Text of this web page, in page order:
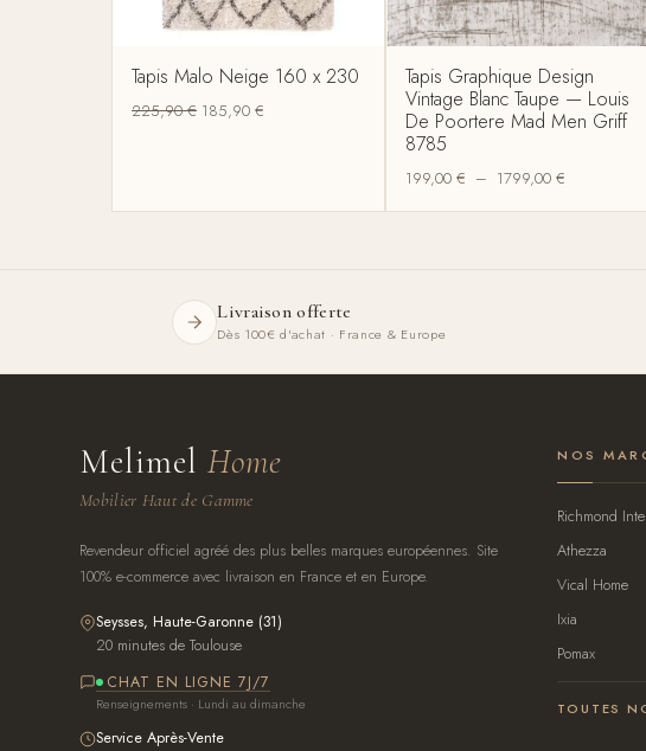
Tapis Malo Neige 160 x 230
225,90€ 185,90€
Tapis Graphique Design
Vintage Blanc Taupe — Louis
De Poortere Mad Men Griff
8785
199,00€ – 1799,00€
Livraison offerte
Dès 100€ d'achat · France & Europe
MelimelHome
Mobilier Haut de Gamme
Revendeur officiel agréé des plus belles marques européennes. Site
100% e-commerce avec livraison en France et en Europe.
Seysses, Haute-Garonne (31)
20 minutes de Toulouse
CHAT EN LIGNE 7J/7
Renseignements · Lundi au dimanche
Service Après-Vente
NOS
Richmond
Athezza
Vical Home
Ixia
Pomax
TOUTES